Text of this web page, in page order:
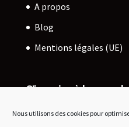
Nous utilisons des cookies pour
A propos
Blog
Mentions légales (UE)
S’inscrire à la
Découvrez mes